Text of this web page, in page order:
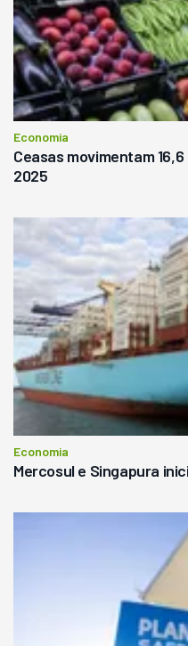
Economia
Ceasas movimentam
2025
Economia
Mercosul e Singapura